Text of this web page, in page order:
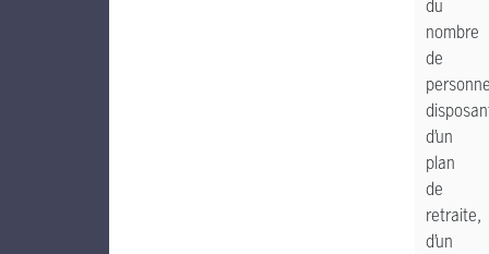
du
nombre
de
d’un
plan
de
retraite,
d’un